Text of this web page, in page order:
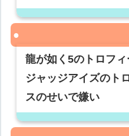
龍が如く5のトロフ
ジャッジアイズのト
スのせいで嫌い